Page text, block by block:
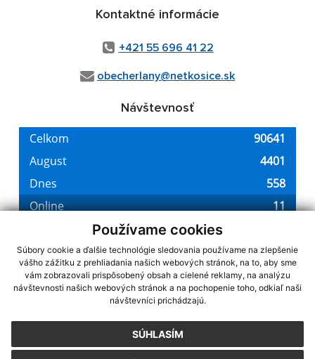
Používame cookies
Súbory cookie a ďalšie technológie sledovania používame na zlepšenie
vášho zážitku z prehliadania našich webových stránok, na to, aby sme
vám zobrazovali prispôsobený obsah a cielené reklamy, na analýzu
návštevnosti našich webových stránok a na pochopenie toho, odkiaľ naši
návštevníci prichádzajú.
SÚHLASÍM
Kontaktné informácie
+421 55 696 41 22
obecherlany@netkosice.sk
Návštevnosť
využite možnosť získavania aktuálnych informácií s využitím RSS
CMS systém (redakčný) systém ECHELON 2,Mapa stránok,web portál
webex.digital, s.r.o.,domény,registrácia domény
Posledná aktualizácia:08.08.2026